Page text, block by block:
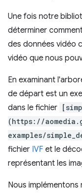
Une fois notre
déterminer
des données vidéo
vidéo que nous
En examinant
de départ est un
dans le fichier
(https://
examples/
fichier IVF et le
représentant les
Nous